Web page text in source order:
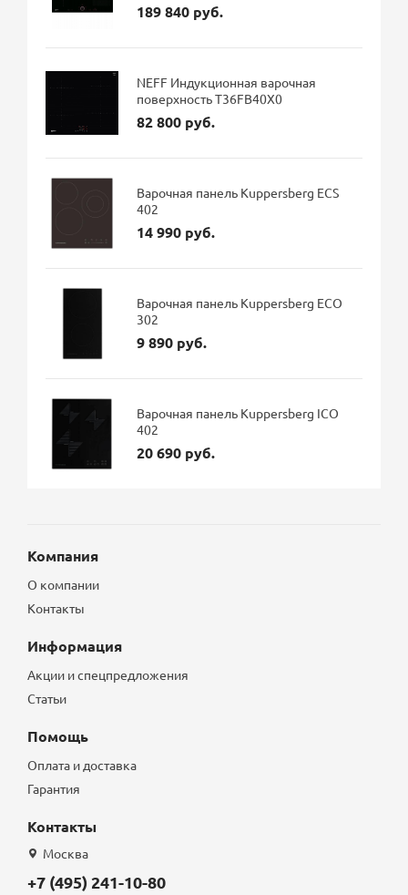
189 840 руб.
NEFF Индукционная варочная
поверхность T36FB40X0
82 800 руб.
Варочная панель Kuppersberg ECS
402
14 990 руб.
Варочная панель Kuppersberg ECO
302
9 890 руб.
Варочная панель Kuppersberg ICO
402
20 690 руб.
Компания
О компании
Контакты
Информация
Акции и спецпредложения
Статьи
Помощь
Оплата и доставка
Гарантия
Контакты
Москва
+7 (495) 241-10-80